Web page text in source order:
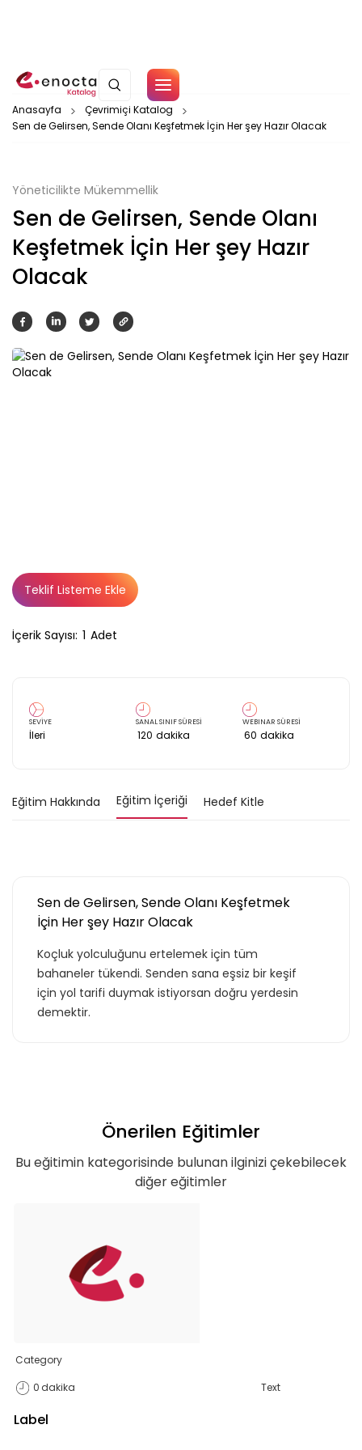
Çerez Politikamız
Anasayfa
Çevrimiçi Katalog
Sen de Gelirsen, Sende Olanı Keşfetmek İçin Her şey Hazır Olacak
Yöneticilikte Mükemmellik
Sen de Gelirsen, Sende Olanı
Keşfetmek İçin Her şey Hazır
Olacak
İçerik Sayısı: 1 Adet
SEVİYE
İleri
SANAL SINIF SÜRESİ
120 dakika
WEBINAR SÜRESİ
60 dakika
Teklif Listeme Ekle
Eğitim Hakkında Eğitim İçeriği Hedef Kitle
Sen de Gelirsen, Sende Olanı Keşfetmek
İçin Her şey Hazır Olacak
Koçluk yolculuğunu ertelemek için tüm
bahaneler tükendi. Senden sana eşsiz bir keşif
için yol tarifi duymak istiyorsan doğru yerdesin
demektir.
Önerilen Eğitimler
Bu eğitimin kategorisinde bulunan ilginizi çekebilecek
diğer eğitimler
Category
0 dakika Text
Label
Teklif listende 50